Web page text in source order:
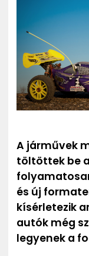
A járművek
töltöttek be
és új
kísérletezik
autók még
legyenek a